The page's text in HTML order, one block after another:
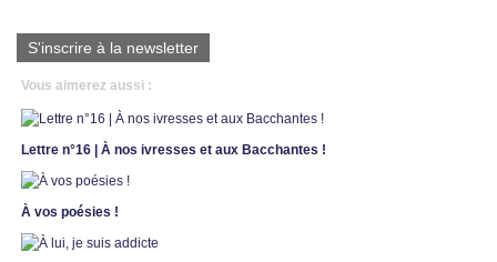
S'inscrire à la newsletter
Vous aimerez aussi :
Lettre n°16 | À nos ivresses et aux Bacchantes !
À vos poésies !